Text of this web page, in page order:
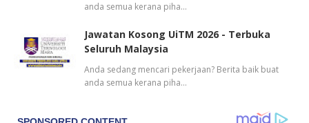
anda semua kerana piha…
Jawatan Kosong UiTM 2026 - Terbuka
Seluruh Malaysia
Anda sedang mencari pekerjaan? Berita baik buat
anda semua kerana piha…